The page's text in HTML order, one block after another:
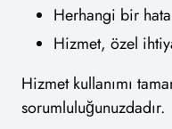
Herhangi bir
Hizmet, özel
Hizmet kullanımı
sorumluluğunuzdadır.